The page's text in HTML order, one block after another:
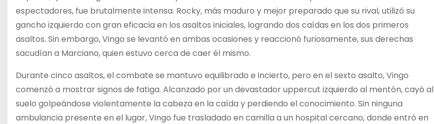
espectadores, fue brutalmente intensa. Rocky, más maduro y mejor preparado que su rival, utilizó su
gancho izquierdo con gran eficacia en los asaltos iniciales, logrando dos caídas en los dos primeros
asaltos. Sin embargo, Vingo se levantó en ambas ocasiones y reaccionó furiosamente, sus derechas
sacudían a Marciano, quien estuvo cerca de caer él mismo.
Durante cinco asaltos, el combate se mantuvo equilibrado e incierto, pero en el sexto asalto, Vingo
comenzó a mostrar signos de fatiga. Alcanzado por un devastador uppercut izquierdo al mentón, cayó al
suelo golpeándose violentamente la cabeza en la caída y perdiendo el conocimiento. Sin ninguna
ambulancia presente en el lugar, Vingo fue trasladado en camilla a un hospital cercano, donde entró en